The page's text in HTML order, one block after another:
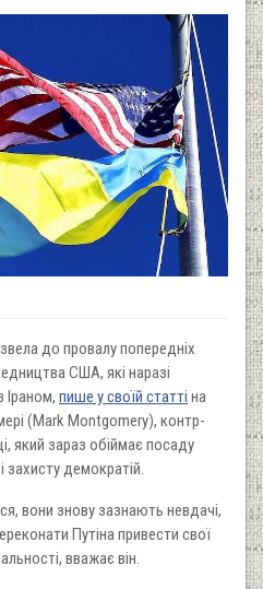
до провалу попередніх
США, які наразі
Іраном, пише у своїй статті на
(Mark Montgomery), контр-
який зараз обіймає посаду
демократій.
вони знову зазнають невдачі,
Путіна привести свої
вважає він.